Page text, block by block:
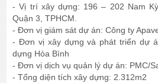
- Vị trí xây dựng: 196 – 202 Nam
Quận 3, TPHCM.
- Đơn vị giám sát dự án: Công ty
- Đơn vị xây dựng và phát triển dự
dựng Hòa Bình
- Đơn vị dịch vụ quản lý dự án: PMC/
- Tổng diện tích xây dựng: 2.312m2